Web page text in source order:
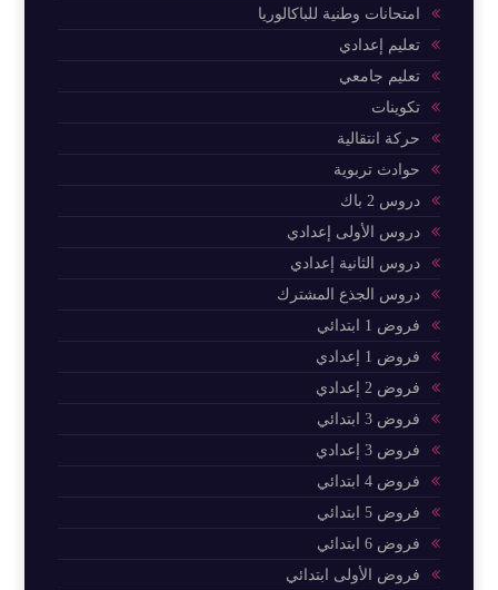
امتحانات وطنية للباكالوريا
تعليم إعدادي
تعليم جامعي
تكوينات
حركة انتقالية
حوادث تربوية
دروس 2 باك
دروس الأولى إعدادي
دروس الثانية إعدادي
دروس الجذع المشترك
فروض 1 ابتدائي
فروض 1 إعدادي
فروض 2 إعدادي
فروض 3 ابتدائي
فروض 3 إعدادي
فروض 4 ابتدائي
فروض 5 ابتدائي
فروض 6 ابتدائي
فروض الأولى ابتدائي